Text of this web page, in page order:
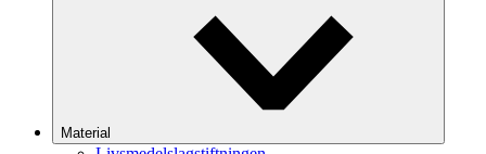
Material